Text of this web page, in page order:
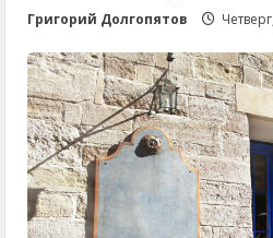
Григорий Долгопятов